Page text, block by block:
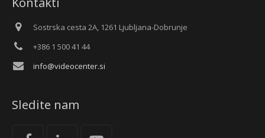
Sostrska cesta 2A, 1261 Ljubljana-Dobrunje
+386 1 500 41 44
info@videocenter.si
Sledite nam